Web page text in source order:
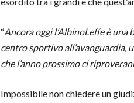
“Ancora oggi l’AlbinoLeffe è
centro sportivo all’avanguardia,
che l’anno prossimo ci
Impossibile non chiedere un